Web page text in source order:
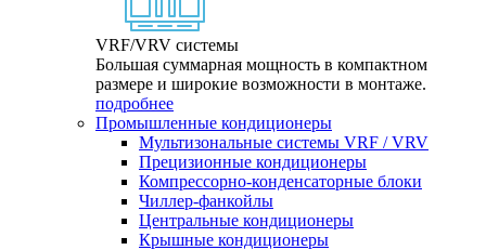
VRF/VRV системы
Большая суммарная мощность в компактном
размере и широкие возможности в монтаже.
подробнее
Промышленные кондиционеры
Мультизональные системы VRF / VRV
Прецизионные кондиционеры
Компрессорно-конденсаторные блоки
Чиллер-фанкойлы
Центральные кондиционеры
Крышные кондиционеры